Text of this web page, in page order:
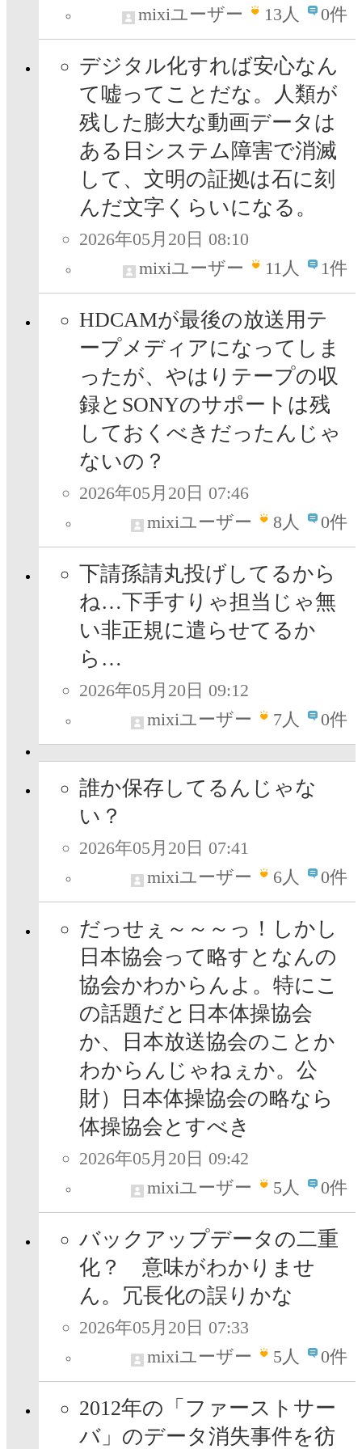
mixiユーザー 13人 0件
デジタル化すれば安心なん
て嘘ってことだな。人類が
残した膨大な動画データは
ある日システム障害で消滅
して、文明の証拠は石に刻
んだ文字くらいになる。
2026年05月20日 08:10
mixiユーザー
11人 1件
HDCAMが最後の放送用テ
ープメディアになってしま
ったが、やはりテープの収
録とSONYのサポートは残
しておくべきだったんじゃ
ないの？
2026年05月20日 07:46
mixiユーザー
8人 0件
下請孫請丸投げしてるから
ね…下手すりゃ担当じゃ無
い非正規に遣らせてるか
ら…
2026年05月20日 09:12
mixiユーザー
7人 0件
誰か保存してるんじゃな
い？
2026年05月20日 07:41
mixiユーザー
6人 0件
だっせぇ～～～っ！しかし
日本協会って略すとなんの
協会かわからんよ。特にこ
の話題だと日本体操協会
か、日本放送協会のことか
わからんじゃねぇか。公
財）日本体操協会の略なら
体操協会とすべき
2026年05月20日 09:42
mixiユーザー
5人 0件
バックアップデータの二重
化？ 意味がわかりませ
ん。冗長化の誤りかな
2026年05月20日 07:33
mixiユーザー
5人 0件
2012年の「ファーストサー
バ」のデータ消失事件を彷